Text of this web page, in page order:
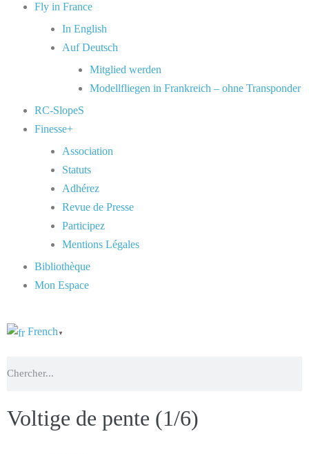
Fly in France
In English
Auf Deutsch
Mitglied werden
Modellfliegen in Frankreich – ohne Transponder
RC-SlopeS
Finesse+
Association
Statuts
Adhérez
Revue de Presse
Participez
Mentions Légales
Bibliothèque
Mon Espace
French ▼
Voltige de pente (1/6)